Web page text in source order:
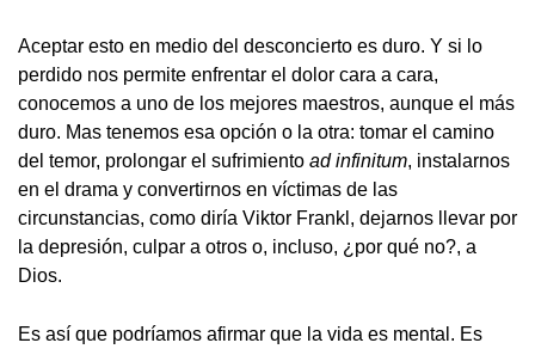
Aceptar esto en medio del desconcierto es duro. Y si lo
perdido nos permite enfrentar el dolor cara a cara,
conocemos a uno de los mejores maestros, aunque el más
duro. Mas tenemos esa opción o la otra: tomar el camino
del temor, prolongar el sufrimiento ad infinitum, instalarnos
en el drama y convertirnos en víctimas de las
circunstancias, como diría Viktor Frankl, dejarnos llevar por
la depresión, culpar a otros o, incluso, ¿por qué no?, a
Dios.
Es así que podríamos afirmar que la vida es mental. Es